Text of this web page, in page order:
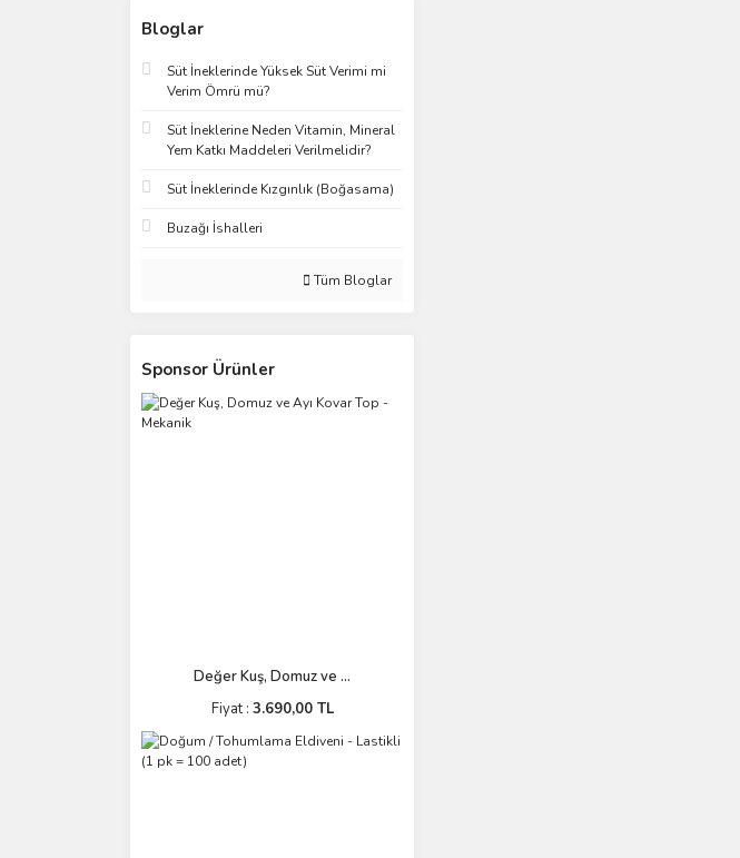
Bloglar
Süt İneklerinde Yüksek Süt Verimi mi
Verim Ömrü mü?
Süt İneklerine Neden Vitamin, Mineral
Yem Katkı Maddeleri Verilmelidir?
Süt İneklerinde Kızgınlık (Boğasama)
Buzağı İshalleri
Tüm Bloglar
Sponsor Ürünler
Değer Kuş, Domuz ve ...
Fiyat : 3.690,00 TL